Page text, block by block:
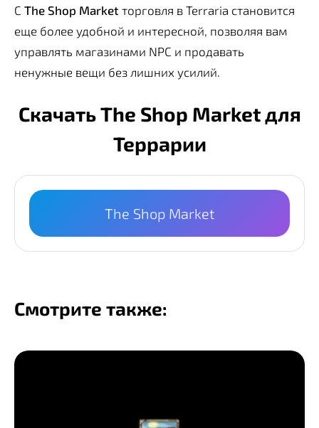
С The Shop Market торговля в Terraria становится
еще более удобной и интересной, позволяя вам
управлять магазинами NPC и продавать
ненужные вещи без лишних усилий.
Скачать The Shop Market для
Террарии
The Shop Market
Смотрите также: